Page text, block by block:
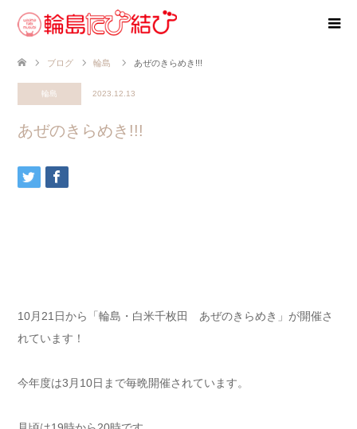
ブログ 輪島 あぜのきらめき!!!
輪島 2023.12.13
あぜのきらめき!!!
10月21日から「輪島・白米千枚田 あぜのきらめき」が開催さ
れています！
今年度は3月10日まで毎晩開催されています。